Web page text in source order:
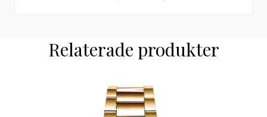
Relaterade produkter